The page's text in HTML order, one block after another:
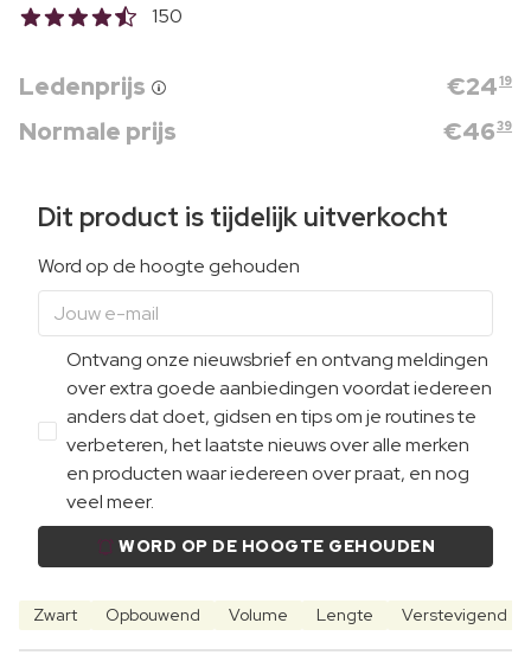
150
Ledenprijs €2419
Normale prijs €4639
Dit product is tijdelijk uitverkocht
Word op de hoogte gehouden
Ontvang onze nieuwsbrief en ontvang meldingen
over extra goede aanbiedingen voordat iedereen
anders dat doet, gidsen en tips om je routines te
verbeteren, het laatste nieuws over alle merken
en producten waar iedereen over praat, en nog
veel meer.
WORD OP DE HOOGTE GEHOUDEN
Zwart Opbouwend Volume Lengte Verstevigend